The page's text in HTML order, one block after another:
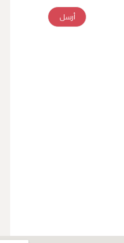
أرسل